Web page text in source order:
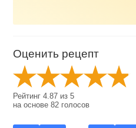
Оценить рецепт
Рейтинг4.87 из5
на основе82 голосов